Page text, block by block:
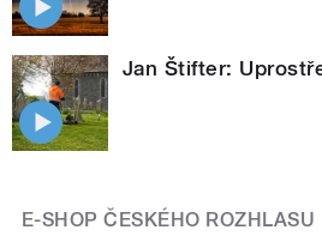
Jan Štifter:
E-SHOP ČESKÉHO ROZHLASU